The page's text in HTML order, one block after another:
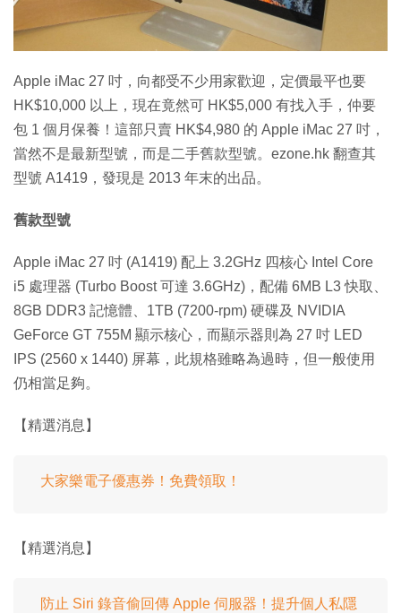
Apple iMac 27 吋，向都受不少用家歡迎，定價最平也要
HK$10,000 以上，現在竟然可 HK$5,000 有找入手，仲要
包 1 個月保養！這部只賣 HK$4,980 的 Apple iMac 27 吋，
當然不是最新型號，而是二手舊款型號。ezone.hk 翻查其
型號 A1419，發現是 2013 年末的出品。
舊款型號
Apple iMac 27 吋 (A1419) 配上 3.2GHz 四核心 Intel Core
i5 處理器 (Turbo Boost 可達 3.6GHz)，配備 6MB L3 快取、
8GB DDR3 記憶體、1TB (7200-rpm) 硬碟及 NVIDIA
GeForce GT 755M 顯示核心，而顯示器則為 27 吋 LED
IPS (2560 x 1440) 屏幕，此規格雖略為過時，但一般使用
仍相當足夠。
【精選消息】
大家樂電子優惠券！免費領取！
【精選消息】
防止 Siri 錄音偷回傳 Apple 伺服器！提升個人私隱